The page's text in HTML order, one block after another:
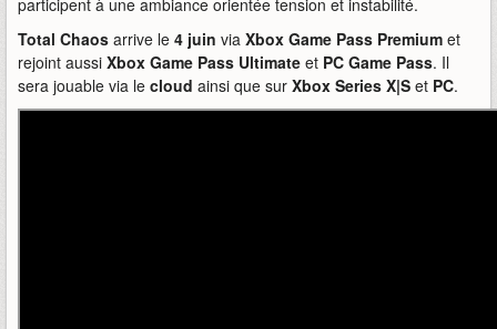
participent à une ambiance orientée tension et instabilité.
Total Chaos arrive le 4 juin via Xbox Game Pass Premium et
rejoint aussi Xbox Game Pass Ultimate et PC Game Pass. Il
sera jouable via le cloud ainsi que sur Xbox Series X|S et PC.